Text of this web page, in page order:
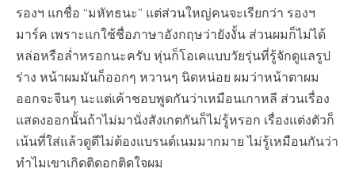
รองฯ แกชื่อ “มหัทธนะ” แต่ส่วนใหญ่คนจะเรียกว่า รองฯ
มาร์ค เพราะแกใช้ชื่อภาษาอังกฤษว่ายังงั้น ส่วนผมก็ไม่ได้
หล่อหรือล่ำหรอกนะครับ หุ่นก็โอเคแบบวัยรุ่นที่รู้จักดูแลรูป
ร่าง หน้าผมมันก็ออกๆ หวานๆ นิดหน่อย ผมว่าหน้าตาผม
ออกจะจีนๆ นะแต่เค้าชอบพูดกันว่าเหมือนเกาหลี ส่วนเรื่อง
แสดงออกนั้นถ้าไม่มานั่งสังเกตกันก็ไม่รู้หรอก เรื่องแต่งตัวก็
เน้นที่ใส่แล้วดูดีไม่ต้องแบรนด์เนมมากมาย ไม่รู้เหมือนกันว่า
ทำไมเขาเกิดติดอกติดใจผม